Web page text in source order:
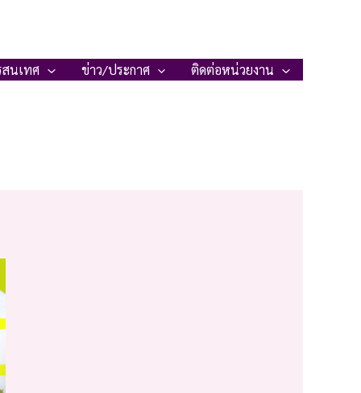
สนเทศ ข่าว/ประกาศ ติดต่อหน่วยงาน